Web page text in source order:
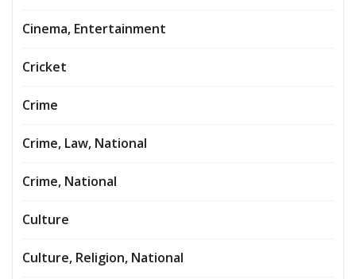
Cinema, Entertainment
Cricket
Crime
Crime, Law, National
Crime, National
Culture
Culture, Religion, National